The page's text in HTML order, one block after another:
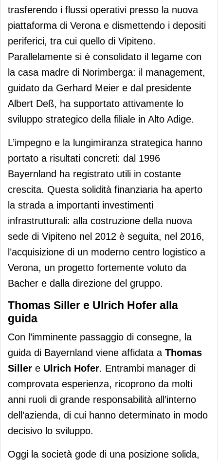
trasferendo i flussi operativi presso la nuova
piattaforma di Verona e dismettendo i depositi
periferici, tra cui quello di Vipiteno.
Parallelamente si è consolidato il legame con
la casa madre di Norimberga: il management,
guidato da Gerhard Meier e dal presidente
Albert Deß, ha supportato attivamente lo
sviluppo strategico della filiale in Alto Adige.
L’impegno e la lungimiranza strategica hanno
portato a risultati concreti: dal 1996
Bayernland ha registrato utili in costante
crescita. Questa solidità finanziaria ha aperto
la strada a importanti investimenti
infrastrutturali: alla costruzione della nuova
sede di Vipiteno nel 2012 è seguita, nel 2016,
l’acquisizione di un moderno centro logistico a
Verona, un progetto fortemente voluto da
Bacher e dalla direzione del gruppo.
Thomas Siller e Ulrich Hofer alla
guida
Con l’imminente passaggio di consegne, la
guida di Bayernland viene affidata a Thomas
Siller e Ulrich Hofer. Entrambi manager di
comprovata esperienza, ricoprono da molti
anni ruoli di grande responsabilità all’interno
dell’azienda, di cui hanno determinato in modo
decisivo lo sviluppo.
Oggi la società gode di una posizione solida,